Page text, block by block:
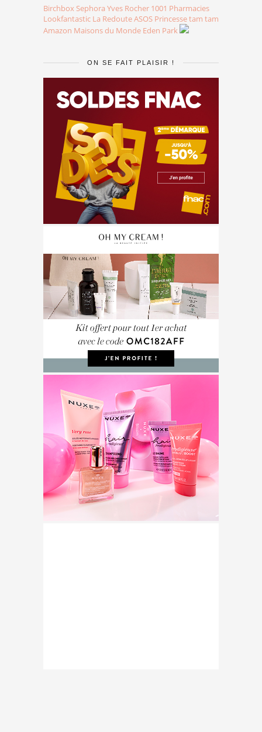
Birchbox Sephora Yves Rocher 1001 Pharmacies
Lookfantastic La RedouteASOS Princesse tam tam
Amazon Maisons du Monde Eden Park
ON SE FAIT PLAISIR !